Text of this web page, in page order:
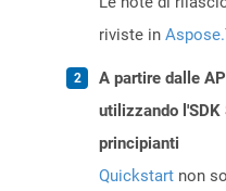
riviste in
A partire dalle
utilizzando
principianti
Quickstart non